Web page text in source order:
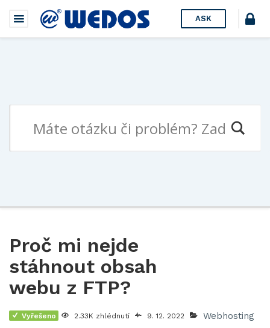
ASK
Proč mi nejde
stáhnout obsah
webu z FTP?
Vyřešeno 2.33K zhlédnutí 9. 12. 2022 Webhosting